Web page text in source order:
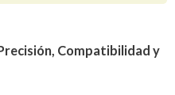
Compatibilidad y